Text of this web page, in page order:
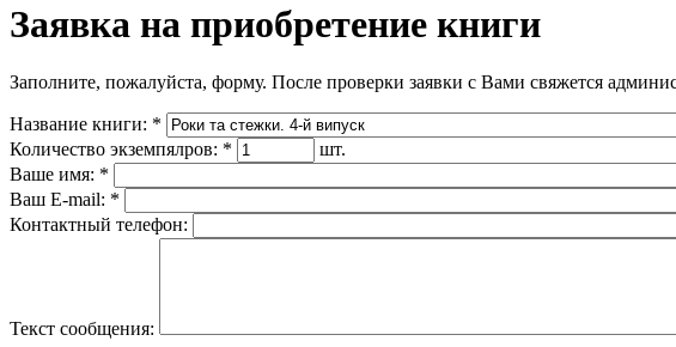
Заявка на приобретение книги
Заполните, пожалуйста, форму. После проверки заявки с Вами свяжется
Название книги: *
Количество экземпялров: *
шт.
Ваше имя: *
Ваш E-mail: *
Контактный телефон:
Текст сообщения: